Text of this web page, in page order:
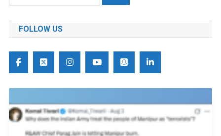
खोजें:FOLLOW US